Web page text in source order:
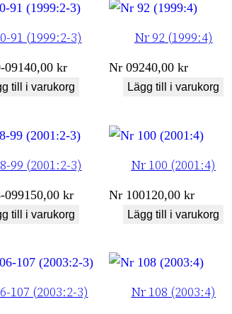
91 (1999:2-3)
09140,00 kr
till i varukorg
Nr 92 (1999:4)
Nr 09240,00kr
Lägg till i varukorg
99 (2001:2-3)
099150,00 kr
till i varukorg
Nr 100 (2001:4)
Nr 100120,00kr
Lägg till i varukorg
107 (2003:2-3) Nr 108 (2003:4)